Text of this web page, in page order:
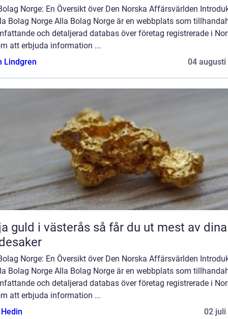
Norge: En Översikt över Den Norska Affärsvärlden
Bolag Norge Alla Bolag Norge är en webbplats som
och detaljerad databas över företag registrerade i
att erbjuda information ...
Lindgren
04 augusti
i västerås så får du ut mest av dina
Norge: En Översikt över Den Norska Affärsvärlden
Bolag Norge Alla Bolag Norge är en webbplats som
och detaljerad databas över företag registrerade i
att erbjuda information ...
02 juli